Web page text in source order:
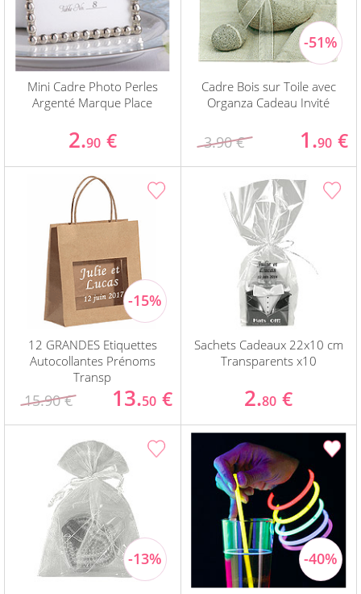
Mini Cadre Photo Perles
Argenté Marque Place
2.90 €
Cadre Bois sur Toile avec
Organza Cadeau Invité
3.90 € 1.90 €
12 GRANDES Etiquettes
Autocollantes Prénoms
Transp
15.90 € 13.50 €
Sachets Cadeaux 22x10 cm
Transparents x10
2.80 €